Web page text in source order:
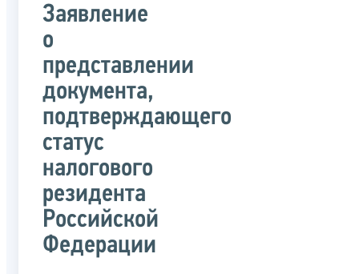
Заявление
о
представлении
документа,
подтверждающего
статус
налогового
резидента
Российской
Федерации